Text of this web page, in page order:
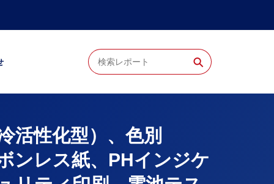
⚲
活性化型）、色別
ンレス紙、PHインジケ